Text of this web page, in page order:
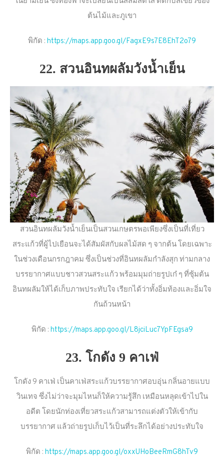
ต้นไม้และภูเขา
พิกัด : https://maps.app.goo.gl/FagxE9s7E8EhT2o79
22. สวนอินทผลัมวังน้ำเย็น
สวนอินทผลัมวังน้ำเย็นเป็นสวนเกษตรพอเพียงซึ่งเป็นที่เที่ยว
สระแก้วที่ผู้ไปเยือนจะได้สัมผัสกับผลไม้สด ๆ จากต้น โดยเฉพาะ
ในช่วงเดือนกรกฎาคม ซึ่งเป็นช่วงที่อินทผลัมกำลังสุก ท่ามกลาง
บรรยากาศแบบชาวสวนสระแก้ว พร้อมมุมถ่ายรูปเก๋ ๆ ที่ซุ้มต้น
อินทผลัมให้ได้เก็บภาพประทับใจ เรียกได้ว่าทั้งอิ่มท้องและอิ่มใจ
กันถ้วนหน้า
พิกัด : https://maps.app.goo.gl/L8jciLuc7YpFEgsa9
23. โกดัง 9 คาเฟ่
โกดัง 9 คาเฟ่ เป็นคาเฟ่สระแก้วบรรยากาศอบอุ่น กลิ่นอายแบบ
วินเทจ ซึ่งไม่ว่าจะมุมไหนก็ให้ความรู้สึก เหมือนหลุดเข้าไปใน
อดีต โดยนักท่องเที่ยวสระแก้วสามารถแต่งตัวให้เข้ากับ
บรรยากาศ แล้วถ่ายรูปเก็บไว้เป็นที่ระลึกได้อย่างประทับใจ
พิกัด : https://maps.app.goo.gl/oxxUHoBeeRmG8hTv9